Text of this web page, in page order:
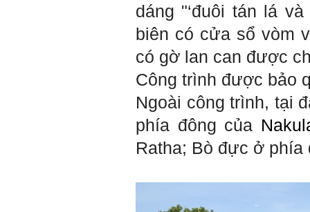
dáng "‘đuôi tán lá
biên có cửa sổ vòm
có gờ lan can được
Công trình được bảo
Ngoài công trình, tại
phía đông của
Ratha; Bò đực ở